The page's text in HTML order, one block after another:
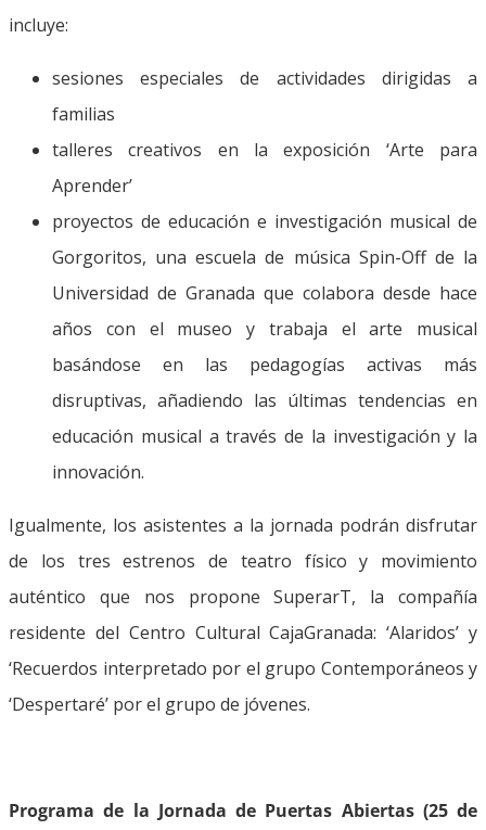
incluye:
sesiones especiales de actividades dirigidas a
familias
talleres creativos en la exposición ‘Arte para
Aprender’
proyectos de educación e investigación musical de
Gorgoritos, una escuela de música Spin-Off de la
Universidad de Granada que colabora desde hace
años con el museo y trabaja el arte musical
basándose en las pedagogías activas más
disruptivas, añadiendo las últimas tendencias en
educación musical a través de la investigación y la
innovación.
Igualmente, los asistentes a la jornada podrán disfrutar
de los tres estrenos de teatro físico y movimiento
auténtico que nos propone SuperarT, la compañía
residente del Centro Cultural CajaGranada: ‘Alaridos’ y
‘Recuerdos interpretado por el grupo Contemporáneos y
‘Despertaré’ por el grupo de jóvenes.
Programa de la Jornada de Puertas Abiertas (25 de